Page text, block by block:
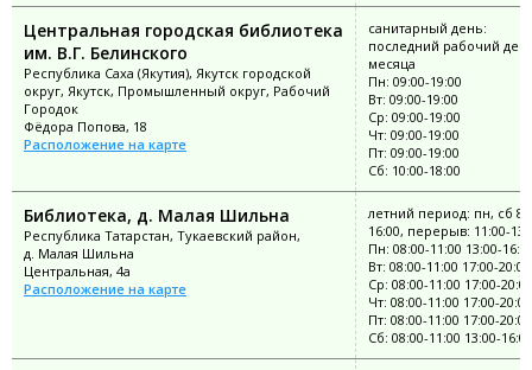
Центральная городская библиотека
им. В.Г. Белинского
Республика Саха (Якутия), Якутск городской
округ, Якутск, Промышленный округ, Рабочий
Городок
Фёдора Попова, 18
Расположение на карте
санитарный день:
последний рабочий
месяца
Пн: 09:00-19:00
Вт: 09:00-19:00
Ср: 09:00-19:00
Чт: 09:00-19:00
Пт: 09:00-19:00
Сб: 10:00-18:00
Библиотека, д. Малая Шильна
Республика Татарстан, Тукаевский район,
д. Малая Шильна
Центральная, 4а
Расположение на карте
летний период: пн, сб
16:00, перерыв: 11:00-
Пн: 08:00-11:00 13:00-
Вт: 08:00-11:00 17:00-20:00
Ср: 08:00-11:00 17:00-20:00
Чт: 08:00-11:00 17:00-20:00
Пт: 08:00-11:00 17:00-20:00
Сб: 08:00-11:00 13:00-16:00